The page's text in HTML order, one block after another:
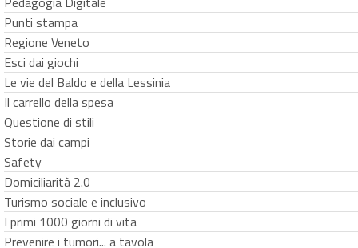
Punti stampa
Regione Veneto
Esci dai giochi
Le vie del Baldo e della Lessinia
Il carrello della spesa
Questione di stili
Storie dai campi
Safety
Domiciliarità 2.0
Turismo sociale e inclusivo
I primi 1000 giorni di vita
Prevenire i tumori... a tavola